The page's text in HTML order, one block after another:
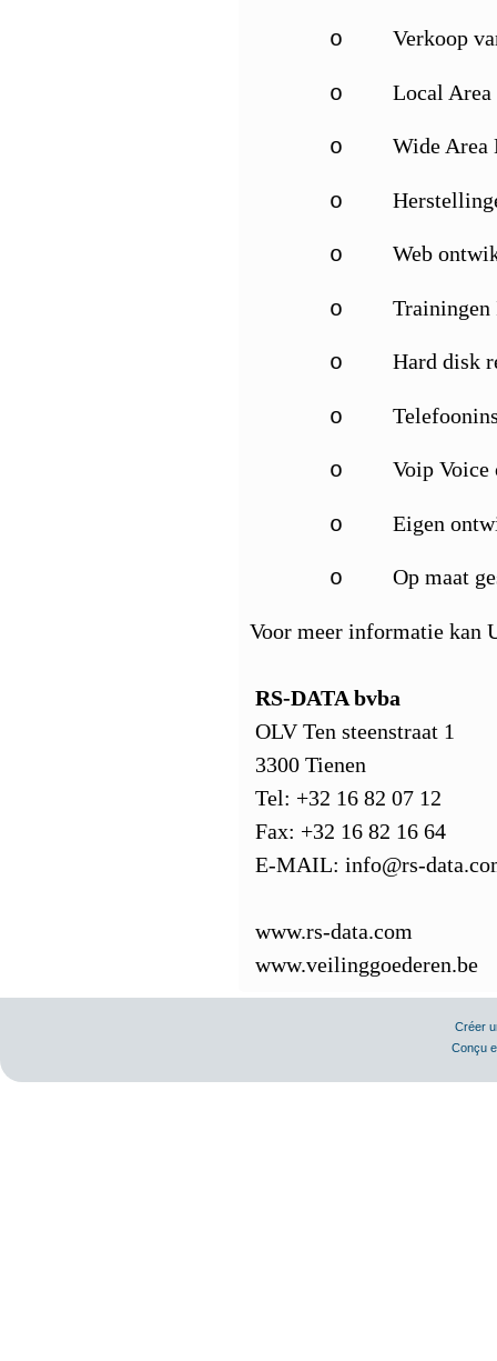
o Verkoop
o Local
o Wide Area
o
o Web
o Trainingen
o Hard disk
o
o Voip Voice
o Eigen
o Op maat
Voor meer informatie kan
RS-DATA bvba
OLV Ten steenstraat 1
3300 Tienen
Tel: +32 16 82 07 12
Fax: +32 16 82 16 64
E-MAIL: info@rs-
www.rs-data.com
www.veilinggoederen.be
Créer
Conçu